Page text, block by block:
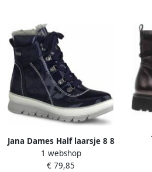
Jana Dames Half laarsje 8 8
26246 27 895 blauw RELAX
fit
1 webshop
€ 79,85